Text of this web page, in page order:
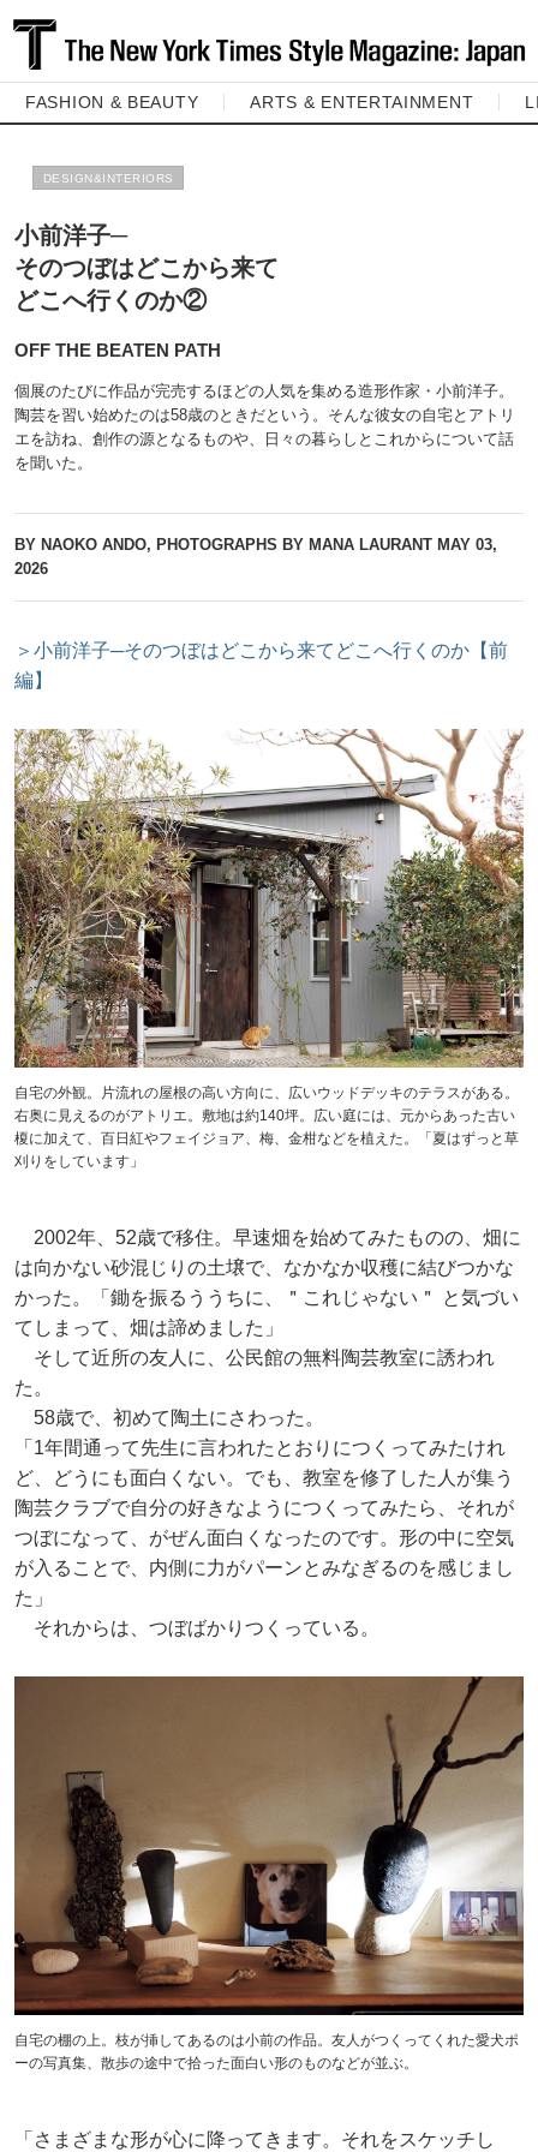
FASHION & BEAUTY ARTS & ENTERTAINMENT
DESIGN&INTERIORS
小前洋子─
そのつぼはどこから来て
どこへ行くのか②
OFF THE BEATEN PATH
個展のたびに作品が完売するほどの人気を集める造形作家・小前洋子。
陶芸を習い始めたのは58歳のときだという。そんな彼女の自宅とアトリ
エを訪ね、創作の源となるものや、日々の暮らしとこれからについて話
を聞いた。
BY NAOKO ANDO, PHOTOGRAPHS BY MANA LAURANT MAY 03,
2026
＞小前洋子─そのつぼはどこから来てどこへ行くのか【前
編】
自宅の外観。片流れの屋根の高い方向に、広いウッドデッキのテラスがある。
右奥に見えるのがアトリエ。敷地は約140坪。広い庭には、元からあった古い
榎に加えて、百日紅やフェイジョア、梅、金柑などを植えた。「夏はずっと草
刈りをしています」
2002年、52歳で移住。早速畑を始めてみたものの、畑に
は向かない砂混じりの土壌で、なかなか収穫に結びつかな
かった。「鋤を振るううちに、＂これじゃない＂ と気づい
てしまって、畑は諦めました」
そして近所の友人に、公民館の無料陶芸教室に誘われ
た。
58歳で、初めて陶土にさわった。
「1年間通って先生に言われたとおりにつくってみたけれ
ど、どうにも面白くない。でも、教室を修了した人が集う
陶芸クラブで自分の好きなようにつくってみたら、それが
つぼになって、がぜん面白くなったのです。形の中に空気
が入ることで、内側に力がパーンとみなぎるのを感じまし
た」
それからは、つぼばかりつくっている。
自宅の棚の上。枝が挿してあるのは小前の作品。友人がつくってくれた愛犬ポ
ーの写真集、散歩の途中で拾った面白い形のものなどが並ぶ。
「さまざまな形が心に降ってきます。それをスケッチし